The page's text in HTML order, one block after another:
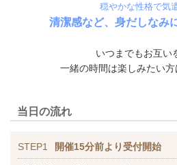
穏やかな性格で気
清潔感など、身だしなみ
いつまでもお互い
一緒の時間は楽しみたい
当日の流れ
STEP1 開催15分前より受付開始